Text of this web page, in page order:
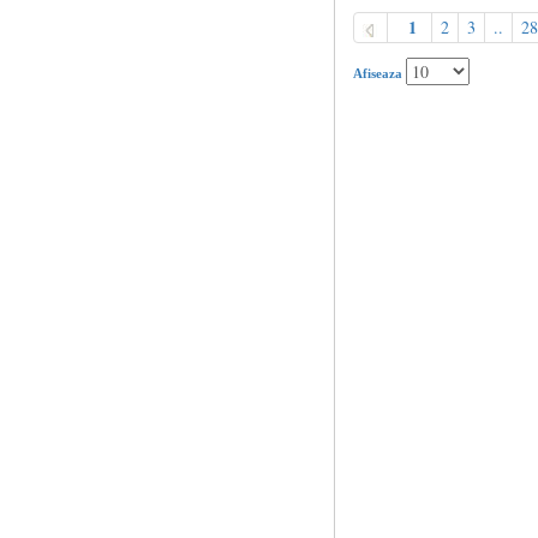
1 2 3 ..
Afiseaza